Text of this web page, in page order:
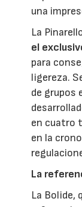
una
La
el
para
ligereza.
de grupos
en cuatro
en la
La
La Bolide,